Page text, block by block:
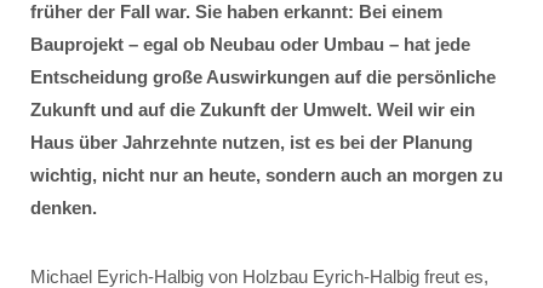
früher der Fall war. Sie haben erkannt: Bei einem
Bauprojekt – egal ob Neubau oder Umbau – hat jede
Entscheidung große Auswirkungen auf die persönliche
Zukunft und auf die Zukunft der Umwelt. Weil wir ein
Haus über Jahrzehnte nutzen, ist es bei der Planung
wichtig, nicht nur an heute, sondern auch an morgen zu
denken.
Michael Eyrich-Halbig von Holzbau Eyrich-Halbig freut es,